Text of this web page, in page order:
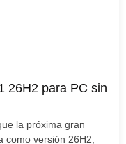
26H2 para PC sin
la próxima gran
como versión 26H2,